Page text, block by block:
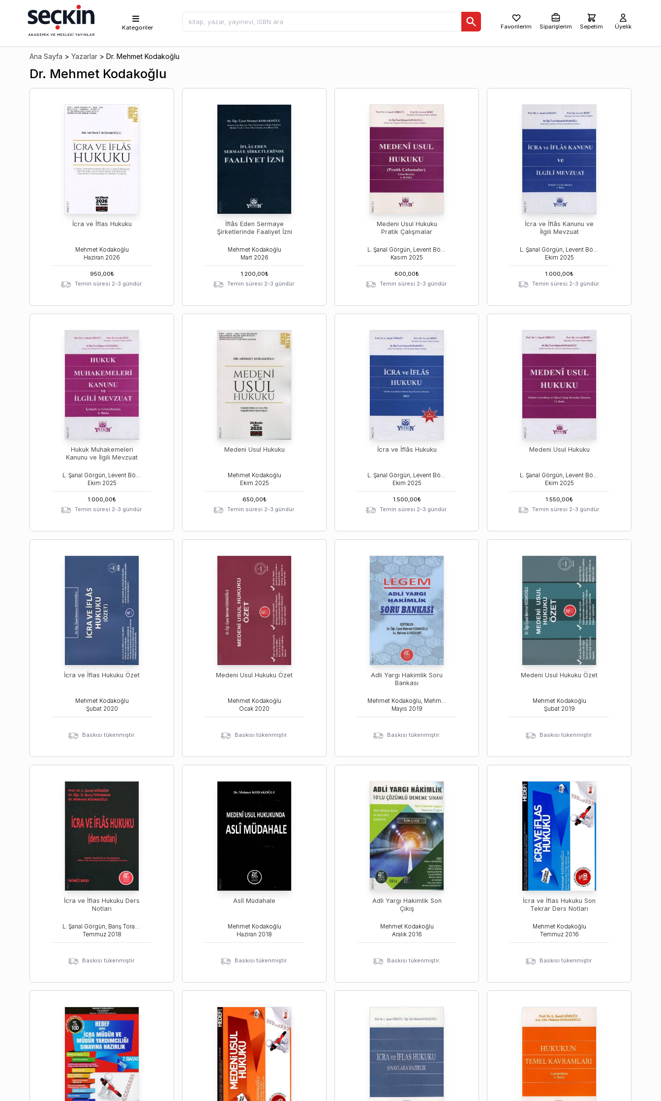
Kategoriler Favorilerim Siparişlerim Sepetim Üyelik
Ana Sayfa > Yazarlar > Dr. Mehmet Kodakoğlu
Dr. Mehmet Kodakoğlu
İcra ve İflas Hukuku
Mehmet Kodakoğlu
Haziran 2026
950,00₺
Temin süresi 2-3 gündür.
İflâs Eden Sermaye
Şirketlerinde Faaliyet İzni
Mehmet Kodakoğlu
Mart 2026
1.200,00₺
Temin süresi 2-3 gündür.
Medeni Usul Hukuku
Pratik Çalışmalar
L. Şanal Görgün, Levent Börü, Mehmet Kodakoğlu
Kasım 2025
800,00₺
Temin süresi 2-3 gündür.
İcra ve İflâs Kanunu ve
İlgili Mevzuat
L. Şanal Görgün, Levent Börü, Mehmet Kodakoğlu
Ekim 2025
1.000,00₺
Temin süresi 2-3 gündür.
Hukuk Muhakemeleri
Kanunu ve İlgili Mevzuat
L. Şanal Görgün, Levent Börü, Mehmet Kodakoğlu
Ekim 2025
1.000,00₺
Temin süresi 2-3 gündür.
Medeni Usul Hukuku
Mehmet Kodakoğlu
Ekim 2025
650,00₺
Temin süresi 2-3 gündür.
İcra ve İflâs Hukuku
L. Şanal Görgün, Levent Börü, Mehmet Kodakoğlu
Ekim 2025
1.500,00₺
Temin süresi 2-3 gündür.
Medeni Usul Hukuku
L. Şanal Görgün, Levent Börü, Mehmet Kodakoğlu
Ekim 2025
1.550,00₺
Temin süresi 2-3 gündür.
İcra ve İflas Hukuku Özet
Mehmet Kodakoğlu
Şubat 2020
Baskısı tükenmiştir.
Medeni Usul Hukuku Özet
Mehmet Kodakoğlu
Ocak 2020
Baskısı tükenmiştir.
Adli Yargı Hakimlik Soru
Bankası
Mehmet Kodakoğlu, Mehmet Ali Bozkurt
Mayıs 2019
Baskısı tükenmiştir.
Medeni Usul Hukuku Özet
Mehmet Kodakoğlu
Şubat 2019
Baskısı tükenmiştir.
İcra ve İflas Hukuku Ders
Notları
L. Şanal Görgün, Barış Toraman, Mehmet Kodakoğlu
Temmuz 2018
Baskısı tükenmiştir.
Aslî Müdahale
Mehmet Kodakoğlu
Haziran 2018
Baskısı tükenmiştir.
Adli Yargı Hakimlik Son
Çıkış
Mehmet Kodakoğlu
Aralık 2016
Baskısı tükenmiştir.
İcra ve İflas Hukuku Son
Tekrar Ders Notları
Mehmet Kodakoğlu
Temmuz 2016
Baskısı tükenmiştir.